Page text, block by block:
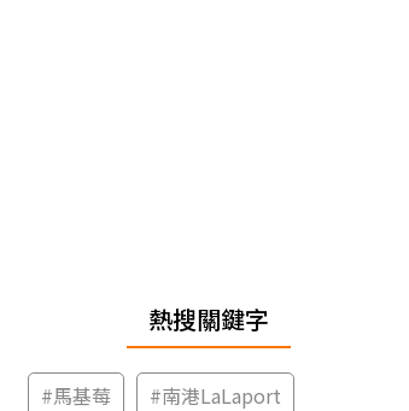
熱搜關鍵字
#馬基莓 #南港LaLaport